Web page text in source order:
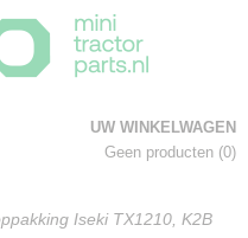
UW WINKELWAGEN
Geen producten (0)
Iseki TX1210, K2B